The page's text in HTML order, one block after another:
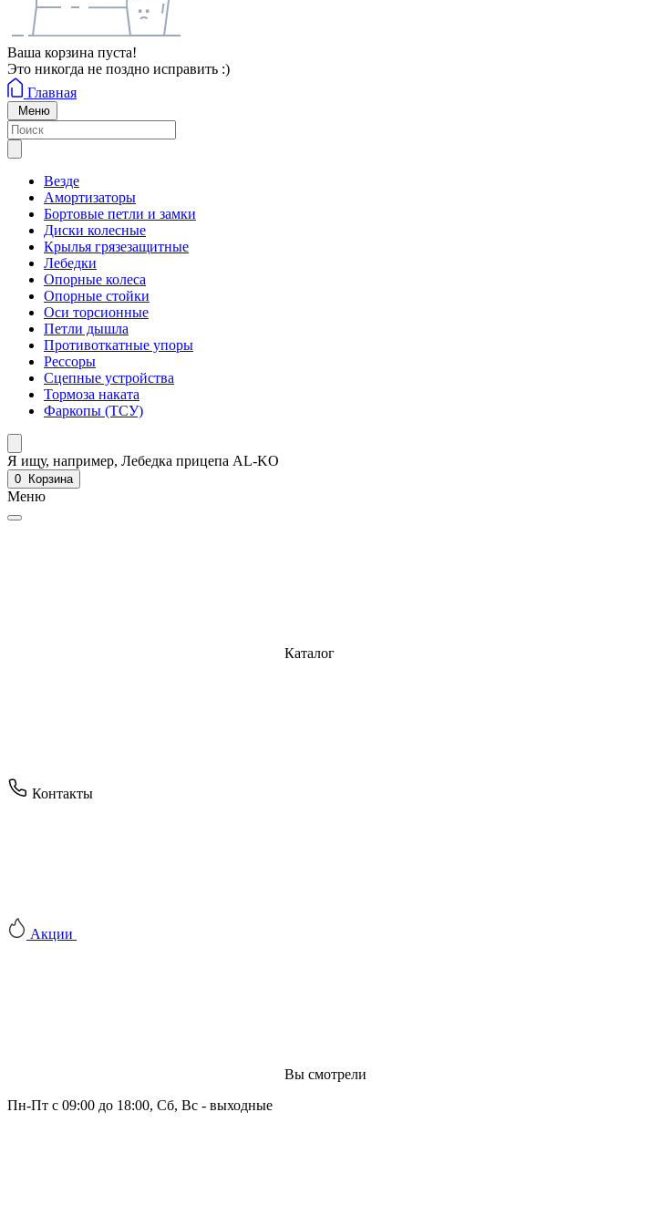
Ваша корзина пуста!
Это никогда не поздно исправить :)
Главная
Меню
Везде
Амортизаторы
Бортовые петли и замки
Диски колесные
Крылья грязезащитные
Лебедки
Опорные колеса
Опорные стойки
Оси торсионные
Петли дышла
Противоткатные упоры
Рессоры
Сцепные устройства
Тормоза наката
Фаркопы (ТСУ)
Я ищу, например, Лебедка прицепа AL-KO
0 Корзина
Меню
Каталог
Контакты
Акции
Вы смотрели
Пн-Пт с 09:00 до 18:00, Сб, Вс - выходные